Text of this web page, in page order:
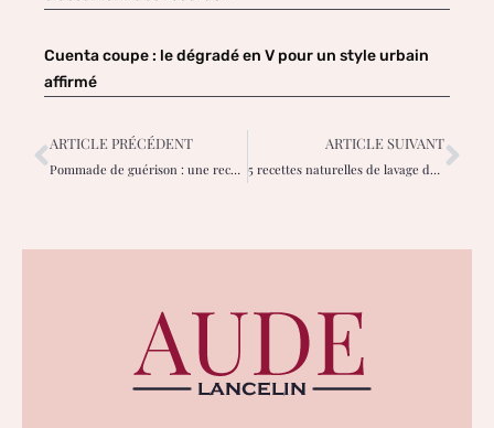
Cuenta coupe : le dégradé en V pour un style urbain
affirmé
ARTICLE PRÉCÉDENT
Pommade de guérison : une recette de pommade maison à l’eucalyptus et à la camomille
ARTICLE SUIVANT
5 recettes naturelles de lavage des fruits et légumes